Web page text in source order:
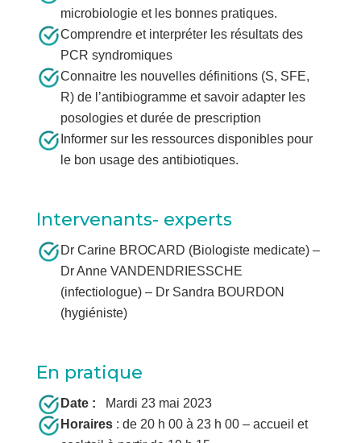
microbiologie et les bonnes pratiques.
Comprendre et interpréter les résultats des
PCR syndromiques
Connaitre les nouvelles définitions (S, SFE,
R) de l’antibiogramme et savoir adapter les
posologies et durée de prescription
Informer sur les ressources disponibles pour
le bon usage des antibiotiques.
Intervenants- experts
Dr Carine BROCARD (Biologiste medicate) –
Dr Anne VANDENDRIESSCHE
(infectiologue) – Dr Sandra BOURDON
(hygiéniste)
En pratique
Date :
Mardi 23 mai 2023
Horaires: de 20 h 00 à 23 h 00 – accueil et